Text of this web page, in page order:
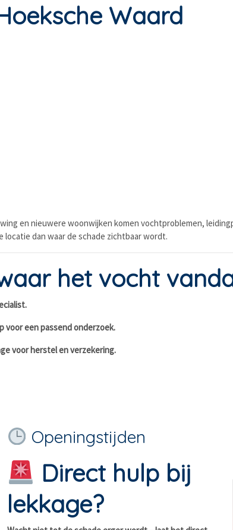
Waard
en nieuwere woonwijken komen vochtproblemen,
locatie dan waar de schade zichtbaar wordt.
het vocht
voor een passend onderzoek.
voor herstel en verzekering.
Openingstijden
Direct hulp bij
lekkage?